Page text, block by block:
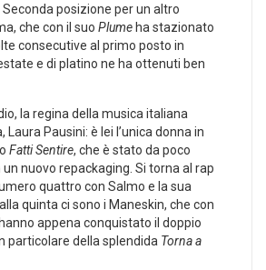
posizione per un altro
che con il suo Plume ha stazionato
consecutive al primo posto in
e di platino ne ha ottenuti ben
la regina della musica italiana
Pausini: è lei l’unica donna in
Fatti Sentire, che è stato da poco
nuovo repackaging. Si torna al rap
quattro con Salmo e la sua
quinta ci sono i Maneskin, che con
hanno appena conquistato il doppio
particolare della splendida Torna a